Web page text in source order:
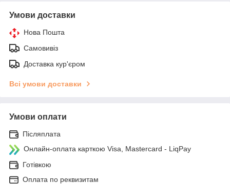
Умови доставки
Нова Пошта
Самовивіз
Доставка кур'єром
Всі умови доставки
Умови оплати
Післяплата
Онлайн-оплата карткою Visa, Mastercard - LiqPay
Готівкою
Оплата по реквизитам